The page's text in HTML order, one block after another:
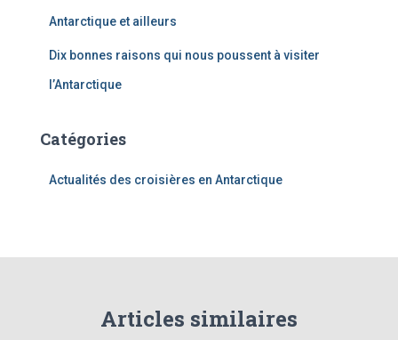
Antarctique et ailleurs
Dix bonnes raisons qui nous poussent à visiter
l’Antarctique
Catégories
Actualités des croisières en Antarctique
Articles similaires